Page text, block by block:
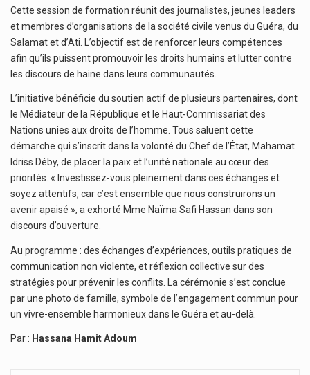
Cette session de formation réunit des journalistes, jeunes leaders
et membres d’organisations de la société civile venus du Guéra, du
Salamat et d’Ati. L’objectif est de renforcer leurs compétences
afin qu’ils puissent promouvoir les droits humains et lutter contre
les discours de haine dans leurs communautés.
L’initiative bénéficie du soutien actif de plusieurs partenaires, dont
le Médiateur de la République et le Haut-Commissariat des
Nations unies aux droits de l’homme. Tous saluent cette
démarche qui s’inscrit dans la volonté du Chef de l’État, Mahamat
Idriss Déby, de placer la paix et l’unité nationale au cœur des
priorités. « Investissez-vous pleinement dans ces échanges et
soyez attentifs, car c’est ensemble que nous construirons un
avenir apaisé », a exhorté Mme Naïma Safi Hassan dans son
discours d’ouverture.
Au programme : des échanges d’expériences, outils pratiques de
communication non violente, et réflexion collective sur des
stratégies pour prévenir les conflits. La cérémonie s’est conclue
par une photo de famille, symbole de l’engagement commun pour
un vivre-ensemble harmonieux dans le Guéra et au-delà.
Par : Hassana Hamit Adoum